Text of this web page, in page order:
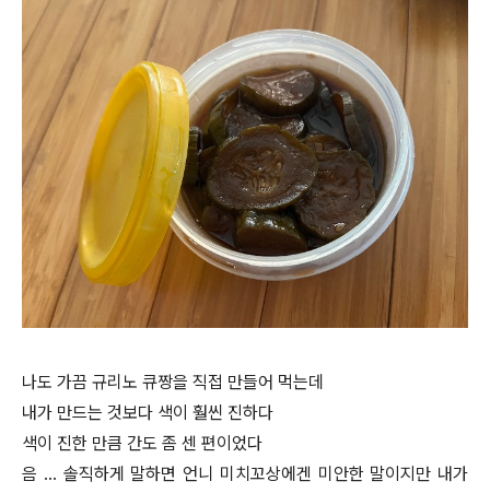
나도 가끔 규리노 큐짱을 직접 만들어 먹는데
내가 만드는 것보다 색이 훨씬 진하다
색이 진한 만큼 간도 좀 센 편이었다
음 … 솔직하게 말하면 언니 미치꼬상에겐 미안한 말이지만 내가